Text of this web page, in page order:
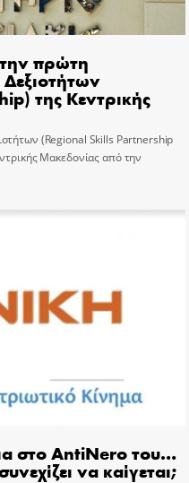
πρώτη
της Κεντρικής
(Regional Skills Partnership
Μακεδονίας από την
στο AntiNero του…
να καίγεται;